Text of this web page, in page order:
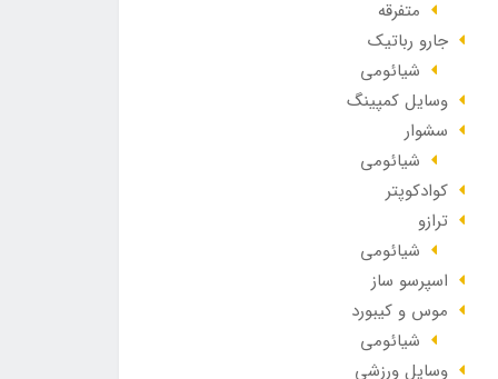
متفرقه
جارو رباتیک
شیائومی
وسایل کمپینگ
سشوار
شیائومی
کوادکوپتر
ترازو
شیائومی
اسپرسو ساز
موس و کیبورد
شیائومی
وسایل ورزشی